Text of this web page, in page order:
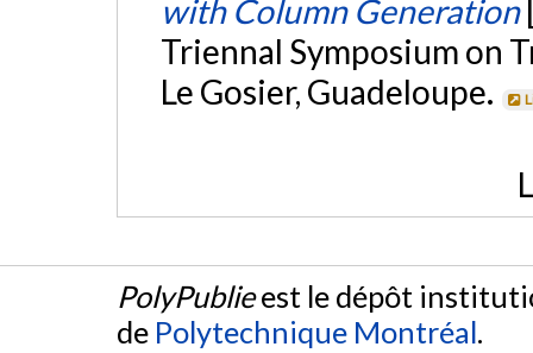
with Column Generation
Triennal Symposium on
Le Gosier, Guadeloupe.
PolyPublieest le dépôt
de Polytechnique Montréal.